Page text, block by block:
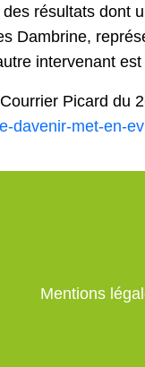
résultats dont
Dambrine,
intervenant
Picard du
davenir-met-en-
Mentions